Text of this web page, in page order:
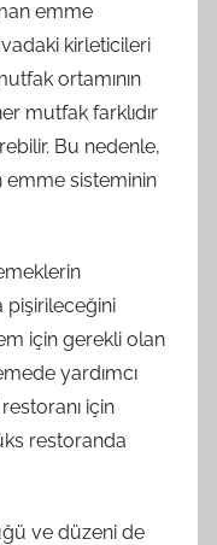
emme
kirleticileri
ortamının
mutfak farklıdır
Bu nedenle,
sisteminin
pişirileceğini
için gerekli olan
yardımcı
için
restoranda
ve düzeni de